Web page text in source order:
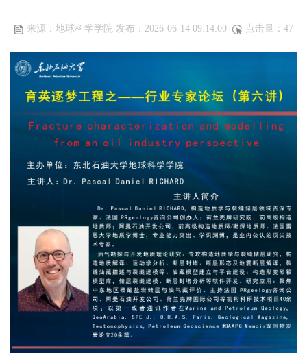
来源：地球科学学院 发布：2026-06-14 09:14:00 点击量： 47